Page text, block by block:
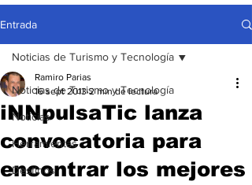
Entrada
Noticias de Turismo y Tecnología
Noticias
Herramientas
Destinos
Noticias de Turismo y Tecnología
iNNpulsaTic lanza
convocatoria para
encontrar los mejores
Ramiro Parias
16 sept 2013 2 min de lectura